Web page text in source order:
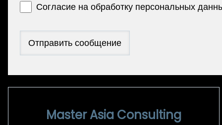
Согласие на обработку персональных
Master Asia Consulting